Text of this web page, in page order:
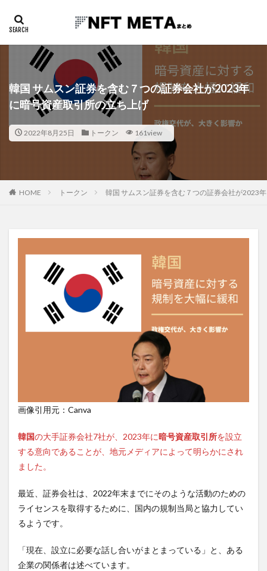
韓国 サムスン証券を含む７つの証券会社が2023年
に暗号資産取引所の立ち上げ
2022年8月25日 トークン 161view
HOME トークン 韓国 サムスン証券を含む７つの証券会社が2023
画像引用元：Canva
韓国の大手証券会社7社が、2023年に暗号資産取引所を設立
する意向であることが、地元メディアによって明らかにされ
ました。
最近、証券会社は、2022年末までにそのような活動のための
ライセンスを取得するために、国内の規制当局と協力してい
るようです。
「現在、設立に必要な話し合いがまとまっている」と、ある
企業の関係者は述べています。